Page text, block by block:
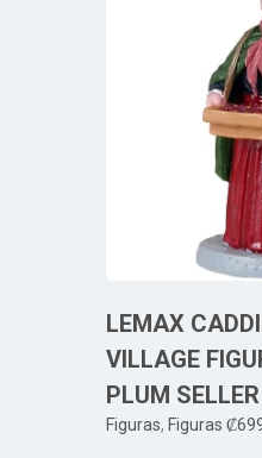
LEMAX
VILLAGE
PLUM SELLER
Figuras, Figuras